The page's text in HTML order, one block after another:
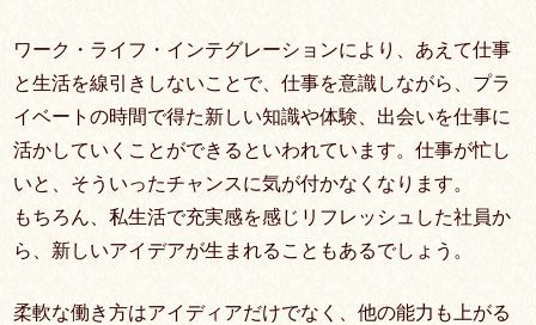
ワーク・ライフ・インテグレーションにより、あえて仕事
と生活を線引きしないことで、仕事を意識しながら、プラ
イベートの時間で得た新しい知識や体験、出会いを仕事に
活かしていくことができるといわれています。仕事が忙し
いと、そういったチャンスに気が付かなくなります。
もちろん、私生活で充実感を感じリフレッシュした社員か
ら、新しいアイデアが生まれることもあるでしょう。
柔軟な働き方はアイディアだけでなく、他の能力も上がる